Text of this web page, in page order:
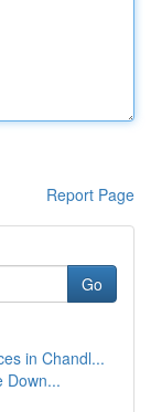
Report Page
Go
in Chandl...
Down...